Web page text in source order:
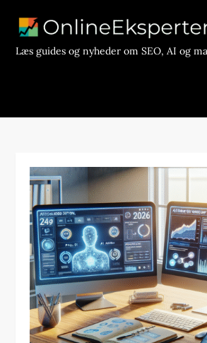
contentLæs guides og nyheder om SEO, AI og